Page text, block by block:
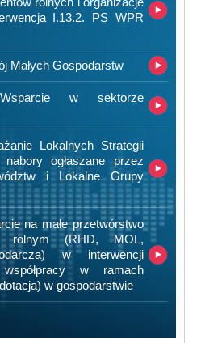
I.13.2. PS WPR
Małych Gospodarstw
w sektorze
Lokalnych Strategii
ogłaszane przez
i Lokalne Grupy
na małe przetwórstwo
rolnym (RHD, MOL,
w interwencji
w ramach
w gospodarstwie